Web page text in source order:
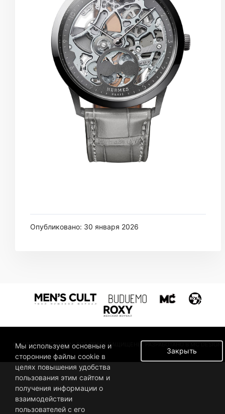
Опубликовано: 30 января 2026
© 2019 BUSINESSMAN. ВСЕ ПРАВА ЗАЩИЩЕНЫ. РАЗРАБОТАНО В MC DESIGN.
Закрыть
Мы используем основные и
сторонние файлы cookie в
целях повышения удобства
пользования этим сайтом и
получения информации о
взаимодействии
пользователей с его